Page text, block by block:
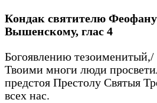
Кондак святителю
Вышенскому, глас 4
Богоявлению
Твоими многи люди
предстоя Престолу Святыя
всех нас.